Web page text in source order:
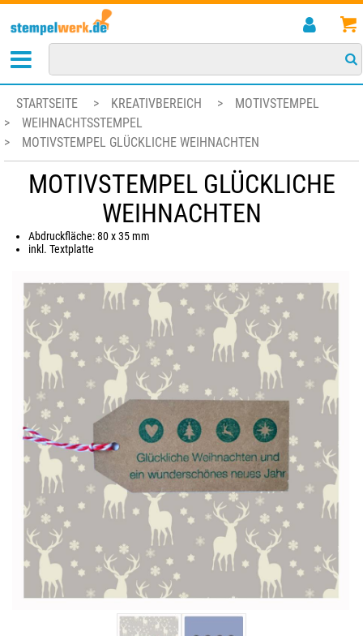
STARTSEITE > KREATIVBEREICH >
MOTIVSTEMPEL
>
WEIHNACHTSSTEMPEL
>
MOTIVSTEMPEL GLÜCKLICHE WEIHNACHTEN
MOTIVSTEMPEL GLÜCKLICHE
WEIHNACHTEN
Abdruckfläche: 80 x 35 mm
inkl. Textplatte